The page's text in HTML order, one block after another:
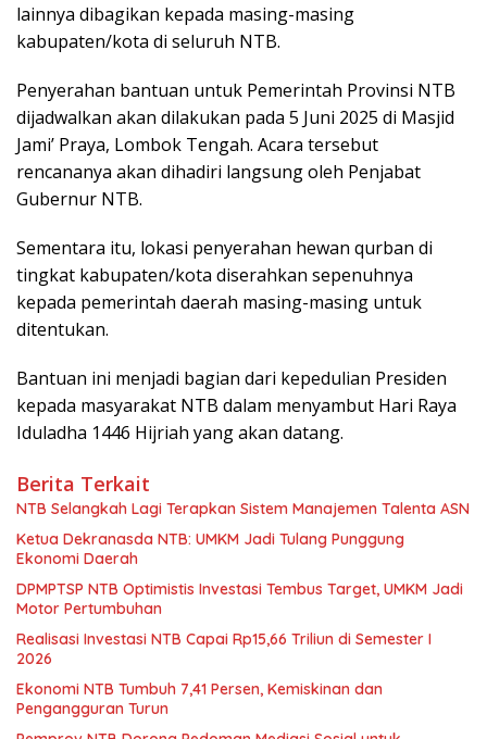
lainnya dibagikan kepada masing-masing
kabupaten/kota di seluruh NTB.
Penyerahan bantuan untuk Pemerintah Provinsi NTB
dijadwalkan akan dilakukan pada 5 Juni 2025 di Masjid
Jami’ Praya, Lombok Tengah. Acara tersebut
rencananya akan dihadiri langsung oleh Penjabat
Gubernur NTB.
Sementara itu, lokasi penyerahan hewan qurban di
tingkat kabupaten/kota diserahkan sepenuhnya
kepada pemerintah daerah masing-masing untuk
ditentukan.
Bantuan ini menjadi bagian dari kepedulian Presiden
kepada masyarakat NTB dalam menyambut Hari Raya
Iduladha 1446 Hijriah yang akan datang.
Berita Terkait
NTB Selangkah Lagi Terapkan Sistem Manajemen Talenta ASN
Ketua Dekranasda NTB: UMKM Jadi Tulang Punggung
Ekonomi Daerah
DPMPTSP NTB Optimistis Investasi Tembus Target, UMKM Jadi
Motor Pertumbuhan
Realisasi Investasi NTB Capai Rp15,66 Triliun di Semester I
2026
Ekonomi NTB Tumbuh 7,41 Persen, Kemiskinan dan
Pengangguran Turun